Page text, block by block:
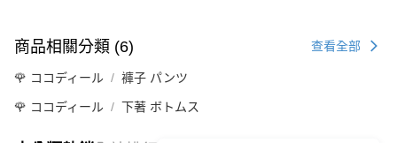
商品相關分類 (6) 查看全部
🌹 ココディール 褲子 パンツ
🌹 ココディール 下著 ボトムス